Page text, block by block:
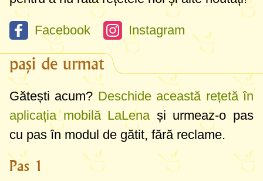
Facebook Instagram
pași de urmat
Gătești acum?Deschide această rețetă în
aplicația mobilă LaLenași urmeaz-o pas
cu pas în modul de gătit, fără reclame.
Pas 1